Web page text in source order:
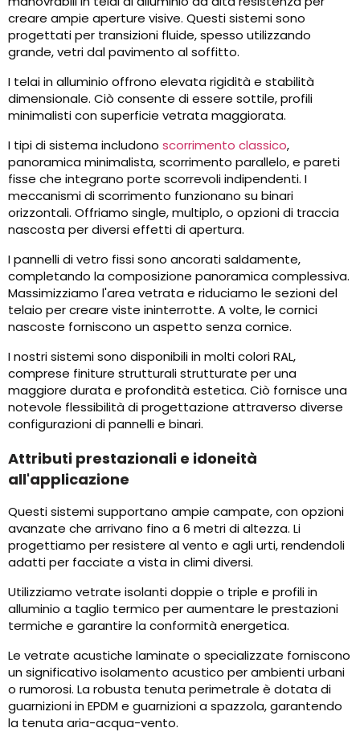
creare ampie aperture visive. Questi sistemi sono
progettati per transizioni fluide, spesso utilizzando
grande, vetri dal pavimento al soffitto.
I telai in alluminio offrono elevata rigidità e stabilità
dimensionale. Ciò consente di essere sottile, profili
minimalisti con superficie vetrata maggiorata.
I tipi di sistema includono scorrimento classico,
panoramica minimalista, scorrimento parallelo, e pareti
fisse che integrano porte scorrevoli indipendenti. I
meccanismi di scorrimento funzionano su binari
orizzontali. Offriamo single, multiplo, o opzioni di traccia
nascosta per diversi effetti di apertura.
I pannelli di vetro fissi sono ancorati saldamente,
completando la composizione panoramica complessiva.
Massimizziamo l'area vetrata e riduciamo le sezioni del
telaio per creare viste ininterrotte. A volte, le cornici
nascoste forniscono un aspetto senza cornice.
I nostri sistemi sono disponibili in molti colori RAL,
comprese finiture strutturali strutturate per una
maggiore durata e profondità estetica. Ciò fornisce una
notevole flessibilità di progettazione attraverso diverse
configurazioni di pannelli e binari.
Attributi prestazionali e idoneità
all'applicazione
Questi sistemi supportano ampie campate, con opzioni
avanzate che arrivano fino a 6 metri di altezza. Li
progettiamo per resistere al vento e agli urti, rendendoli
adatti per facciate a vista in climi diversi.
Utilizziamo vetrate isolanti doppie o triple e profili in
alluminio a taglio termico per aumentare le prestazioni
termiche e garantire la conformità energetica.
Le vetrate acustiche laminate o specializzate forniscono
un significativo isolamento acustico per ambienti urbani
o rumorosi. La robusta tenuta perimetrale è dotata di
guarnizioni in EPDM e guarnizioni a spazzola, garantendo
la tenuta aria-acqua-vento.